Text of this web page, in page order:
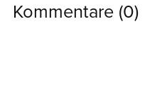
Kommentare (0)